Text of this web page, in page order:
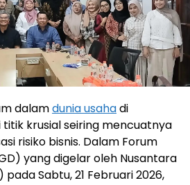
dalamdunia usahadi
krusial seiring mencuatnya
risiko bisnis. Dalam Forum
yang digelar oleh Nusantara
Sabtu, 21 Februari 2026,